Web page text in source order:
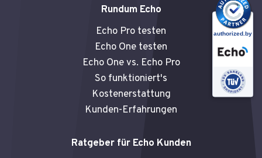
e
o
o
k
t
b
e
t
g
r
a
m
Rundum Echo
Echo Pro testen
Echo One testen
Echo One vs. Echo Pro
So funktioniert's
Kostenerstattung
Kunden-Erfahrungen
Ratgeber für Echo Kunden